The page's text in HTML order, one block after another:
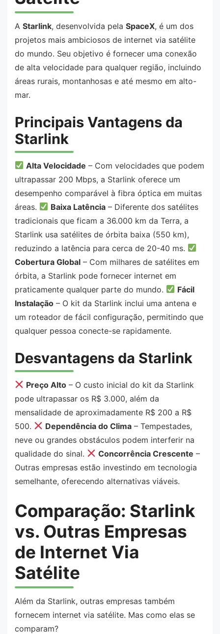
A Starlink, desenvolvida pela SpaceX, é um dos
projetos mais ambiciosos de internet via satélite
do mundo. Seu objetivo é fornecer uma conexão
de alta velocidade para qualquer região, incluindo
áreas rurais, montanhosas e até mesmo em alto-
mar.
Principais Vantagens da
Starlink
Alta Velocidade – Com velocidades que podem
ultrapassar 200 Mbps, a Starlink oferece um
desempenho comparável à fibra óptica em muitas
áreas.
Baixa Latência – Diferente dos satélites
tradicionais que ficam a 36.000 km da Terra, a
Starlink usa satélites de órbita baixa (550 km),
reduzindo a latência para cerca de 20-40 ms.
Cobertura Global – Com milhares de satélites em
órbita, a Starlink pode fornecer internet em
praticamente qualquer parte do mundo.
Fácil
Instalação – O kit da Starlink inclui uma antena e
um roteador de fácil configuração, permitindo que
qualquer pessoa conecte-se rapidamente.
Desvantagens da Starlink
Preço Alto – O custo inicial do kit da Starlink
pode ultrapassar os R$ 3.000, além da
mensalidade de aproximadamente R$ 200 a R$
500.
Dependência do Clima – Tempestades,
neve ou grandes obstáculos podem interferir na
qualidade do sinal.
Concorrência Crescente –
Outras empresas estão investindo em tecnologia
semelhante, oferecendo alternativas viáveis.
Comparação: Starlink
vs. Outras Empresas
de Internet Via
Satélite
Além da Starlink, outras empresas também
fornecem internet via satélite. Mas como elas se
comparam?